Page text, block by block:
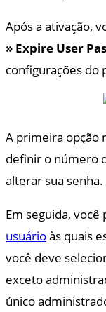
Após a ativação,
» Expire User
configurações do
A primeira opção
definir o número
alterar sua senha.
Em seguida, você
usuárioàs quais
você deve
exceto
único